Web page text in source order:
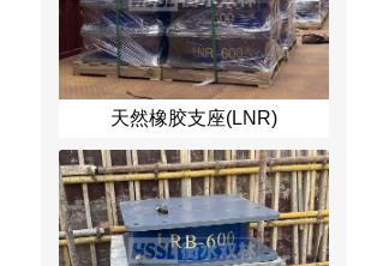
天然橡胶支座(LNR)